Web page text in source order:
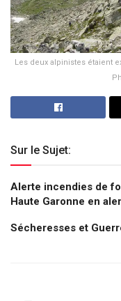
Les deux alpinistes étaient
Sur le Sujet:
Alerte incendies de
Haute Garonne en
Sécheresses et